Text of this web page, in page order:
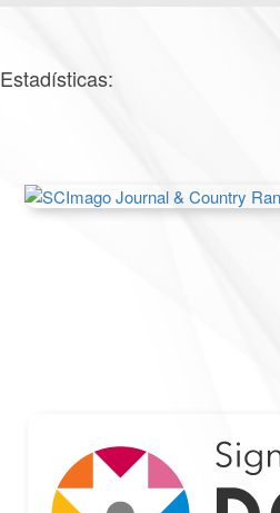
Estadísticas: